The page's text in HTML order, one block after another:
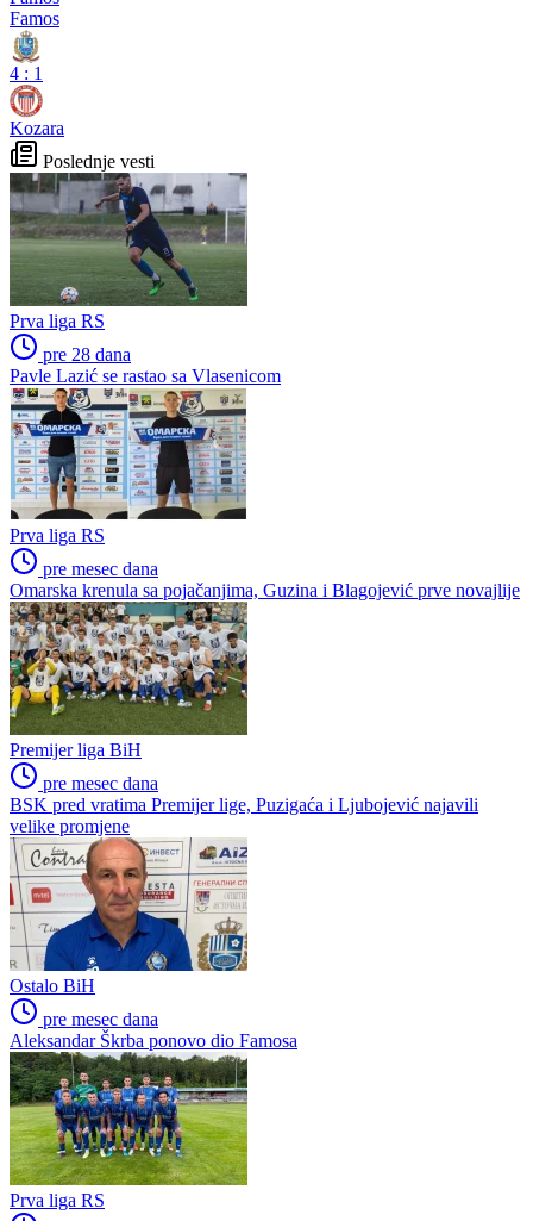
Famos
4 : 1
Kozara
Poslednje vesti
Prva liga RS
pre 28 dana
Pavle Lazić se rastao sa Vlasenicom
Prva liga RS
pre mesec dana
Omarska krenula sa pojačanjima, Guzina i Blagojević prve novajlije
Premijer liga BiH
pre mesec dana
BSK pred vratima Premijer lige, Puzigaća i Ljubojević najavili
velike promjene
Ostalo BiH
pre mesec dana
Aleksandar Škrba ponovo dio Famosa
Prva liga RS